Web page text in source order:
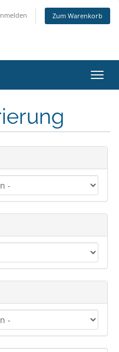
Zum Warenkorb